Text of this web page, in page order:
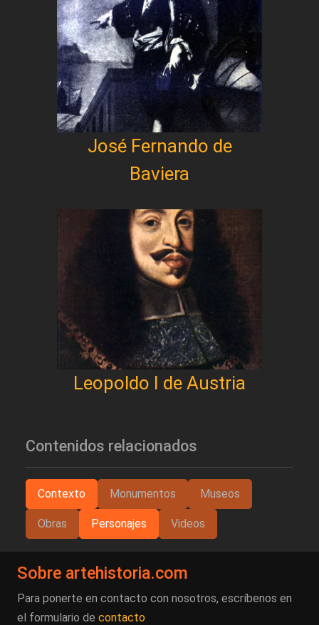
José Fernando de
Baviera
Leopoldo I de Austria
Contenidos relacionados
Contexto Monumentos Museos
Obras Personajes Videos
Sobre artehistoria.com
Para ponerte en contacto con nosotros, escríbenos en
el formulario de contacto